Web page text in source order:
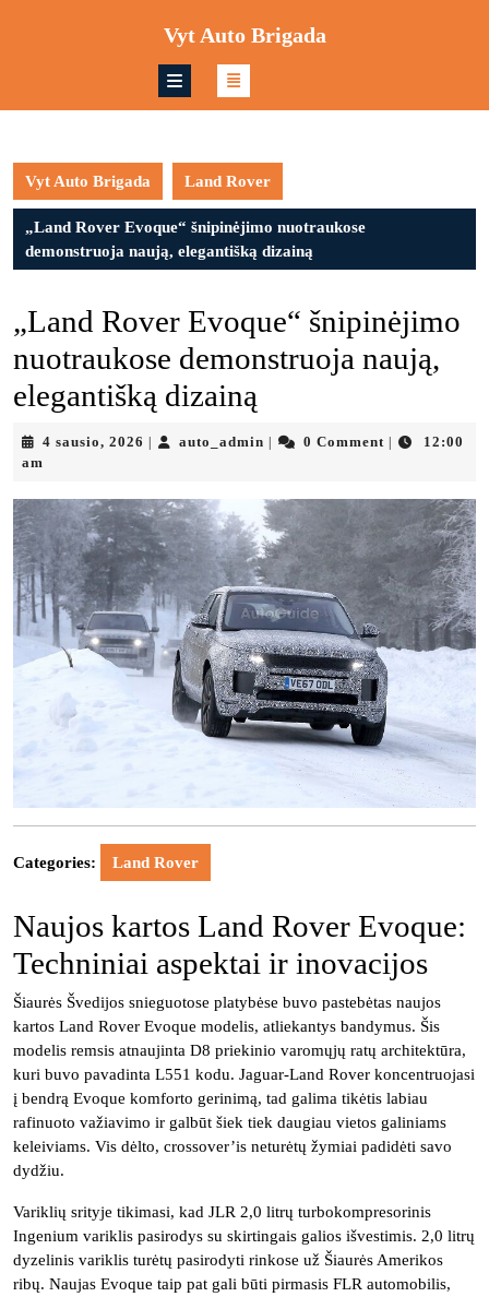
Vyt Auto Brigada
Vyt Auto Brigada Land Rover
„Land Rover Evoque“ šnipinėjimo nuotraukose
demonstruoja naują, elegantišką dizainą
„Land Rover Evoque“ šnipinėjimo
nuotraukose demonstruoja naują,
elegantišką dizainą
4 sausio, 2026 4
auto_admin auto_admin
0 Comment
12:00
am
Categories: Land Rover
Naujos kartos Land Rover Evoque:
Techniniai aspektai ir inovacijos
Šiaurės Švedijos snieguotose platybėse buvo pastebėtas naujos
kartos Land Rover Evoque modelis, atliekantys bandymus. Šis
modelis remsis atnaujinta D8 priekinio varomųjų ratų architektūra,
kuri buvo pavadinta L551 kodu. Jaguar-Land Rover koncentruojasi
į bendrą Evoque komforto gerinimą, tad galima tikėtis labiau
rafinuoto važiavimo ir galbūt šiek tiek daugiau vietos galiniams
keleiviams. Vis dėlto, crossover’is neturėtų žymiai padidėti savo
dydžiu.
Variklių srityje tikimasi, kad JLR 2,0 litrų turbokompresorinis
Ingenium variklis pasirodys su skirtingais galios išvestimis. 2,0 litrų
dyzelinis variklis turėtų pasirodyti rinkose už Šiaurės Amerikos
ribų. Naujas Evoque taip pat gali būti pirmasis FLR automobilis,